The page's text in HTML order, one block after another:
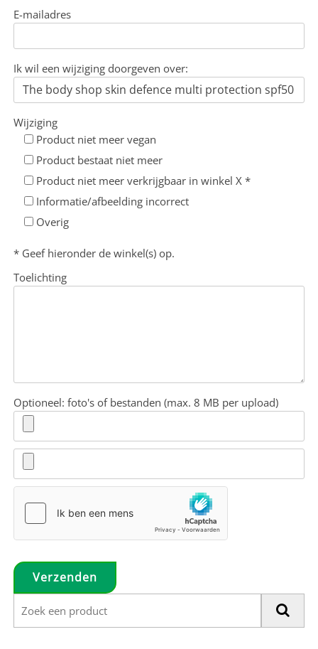
E-mailadres
Ik wil een wijziging doorgeven over:
Wijziging
Product niet meer vegan
Product bestaat niet meer
Product niet meer verkrijgbaar in winkel X *
Informatie/afbeelding incorrect
Overig
* Geef hieronder de winkel(s) op.
Toelichting
Optioneel: foto's of bestanden (max. 8 MB per upload)